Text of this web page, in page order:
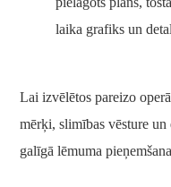
laika grafiks un
Lai izvēlētos pareizo
mērķi, slimības vēsture
galīgā lēmuma